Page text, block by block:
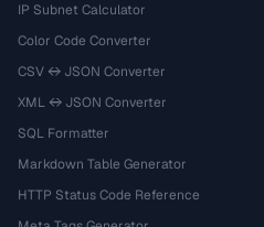
IP Subnet Calculator
Color Code Converter
CSV ↔ JSON Converter
XML ↔ JSON Converter
SQL Formatter
Markdown Table Generator
HTTP Status Code Reference